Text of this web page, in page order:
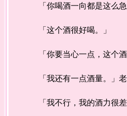
「你喝酒一向都是这么急
「这个酒很好喝。」
「你要当心一点，这个酒
「我还有一点酒量。」老
「我不行，我的酒力很差